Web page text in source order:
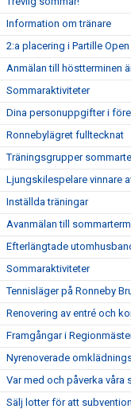
Information om tränare
2:a placering i Partille Open
Anmälan till höstterminen
Sommaraktiviteter
Dina personuppgifter i
Ronnebylägret fulltecknat
Träningsgrupper
Ljungskilespelare vinnare
Inställda träningar
Avanmälan till
Efterlängtade
Sommaraktiviteter
Tennisläger på Ronneby
Renovering av entré och
Framgångar i
Nyrenoverade
Var med och påverka våra
Sälj lotter för att